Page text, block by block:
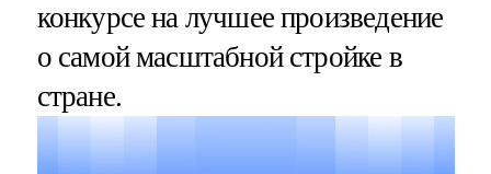
конкурсе на лучшее произведение
о самой масштабной стройке в
стране.